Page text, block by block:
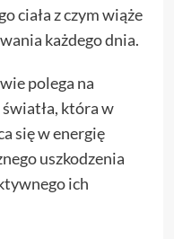
ciała z czym wiąże
każdego dnia.
polega na
która w
się w energię
uszkodzenia
ich